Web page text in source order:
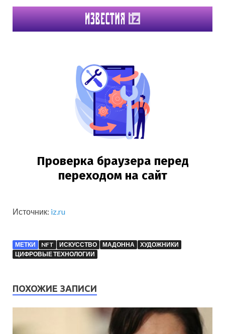
Источник: iz.ru
МЕТКИ NFT ИСКУССТВО МАДОННА
ХУДОЖНИКИ
ЦИФРОВЫЕ ТЕХНОЛОГИИ
ПОХОЖИЕ ЗАПИСИ